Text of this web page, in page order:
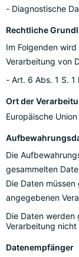
Diagnostische
Rechtliche
Im Folgenden
Verarbeitung von
Art. 6 Abs. 1 S. 1
Ort der
Europäische Union
Die
gesammelten
Die Daten
angegebenen
Die Daten
Verarbeitung
Datenempfänger